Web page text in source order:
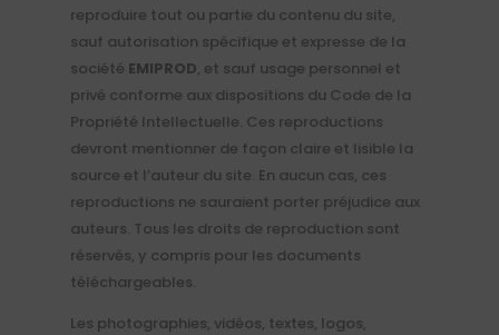
reproduire tout ou partie du contenu du site,
sauf autorisation spécifique et expresse de la
société EMIPROD, et sauf usage personnel et
privé conforme aux dispositions du Code de la
Propriété Intellectuelle. Ces reproductions
devront mentionner de façon claire et lisible la
source et l’auteur du site. En aucun cas, ces
reproductions ne sauraient porter préjudice aux
auteurs. Tous les droits de reproduction sont
réservés, y compris pour les documents
téléchargeables.
Les photographies, vidéos, textes, logos,